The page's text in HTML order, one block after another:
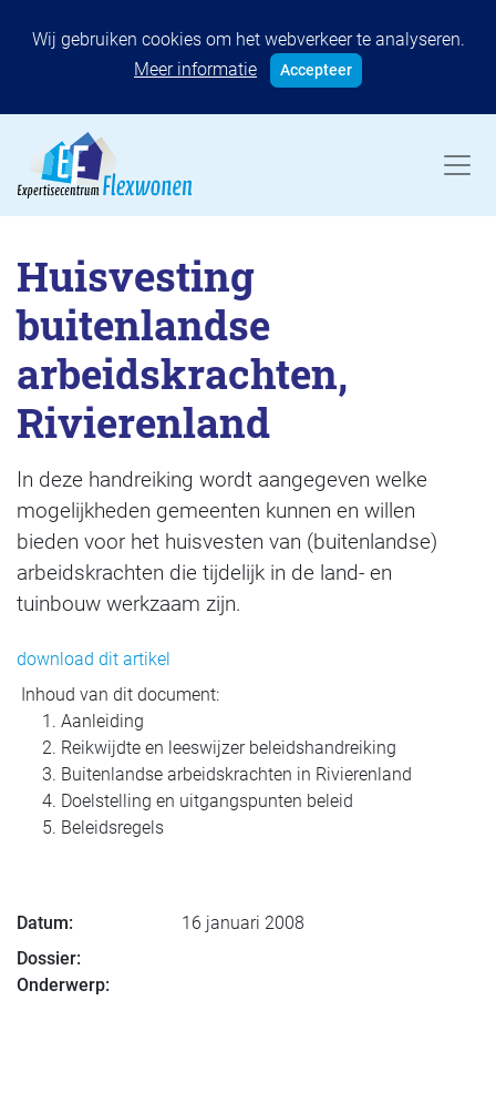
Wij gebruiken cookies om het webverkeer te analyseren.
Meer informatie
Accepteer
Huisvesting
buitenlandse
arbeidskrachten,
Rivierenland
In deze handreiking wordt aangegeven welke
mogelijkheden gemeenten kunnen en willen
bieden voor het huisvesten van (buitenlandse)
arbeidskrachten die tijdelijk in de land- en
tuinbouw werkzaam zijn.
download dit artikel
Inhoud van dit document:
Aanleiding
Reikwijdte en leeswijzer beleidshandreiking
Buitenlandse arbeidskrachten in Rivierenland
Doelstelling en uitgangspunten beleid
Beleidsregels
Datum:
16 januari 2008
Dossier:
Onderwerp: